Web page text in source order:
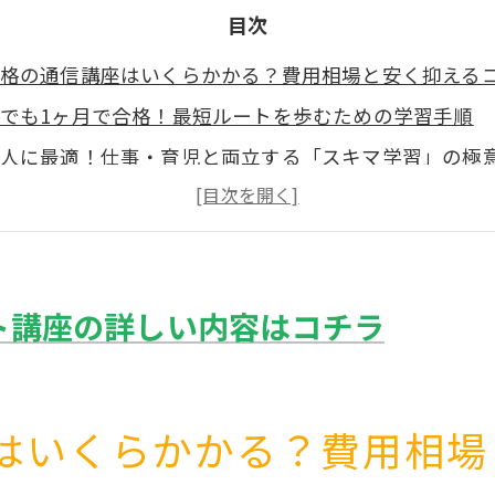
目次
の通信講座はいくらかかる？費用相場と安く抑える
も1ヶ月で合格！最短ルートを歩むための学習手順
に最適！仕事・育児と両立する「スキマ学習」の極
信講座：合格率と将来性を徹底比較
後のキャリア：副業から自宅サロン開業までの道
最小限の投資で一生モノの「整体技術」を手に入れ
座の詳しい内容はコチラ
いくらかかる？費用相